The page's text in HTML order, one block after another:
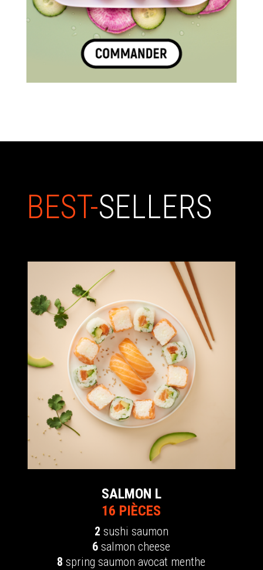
BEST-SELLERS
SALMON L
16 PIÈCES
2 sushi saumon
6 salmon cheese
8 spring saumon avocat menthe